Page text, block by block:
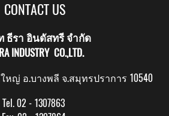
CONTACT US
ธีรา อินดัสทรี จำกัด
INDUSTRY CO.,LTD.
หญ่ อ.บางพลี จ.สมุทรปราการ 10540
Tel. 02 - 1307863